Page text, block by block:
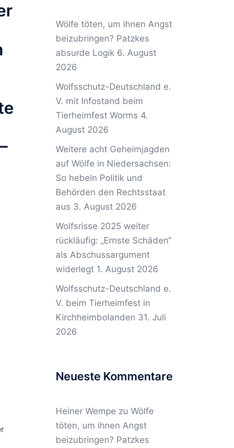
Wölfe töten, um ihnen Angst
beizubringen? Patzkes
absurde Logik 6. August
2026
Wolfsschutz-Deutschland e.
V. mit Infostand beim
Tierheimfest Worms 4.
August 2026
Weitere acht Geheimjagden
auf Wölfe in Niedersachsen:
So hebeln Politik und
Behörden den Rechtsstaat
aus 3. August 2026
Wolfsrisse 2025 weiter
rückläufig: „Ernste Schäden“
als Abschussargument
widerlegt 1. August 2026
Wolfsschutz-Deutschland e.
V. beim Tierheimfest in
Kirchheimbolanden 31. Juli
2026
Neueste Kommentare
Heiner Wempe zu Wölfe
töten, um ihnen Angst
beizubringen? Patzkes